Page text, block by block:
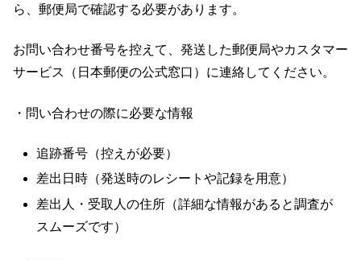
ら、郵便局で確認する必要があります。
お問い合わせ番号を控えて、発送した郵便局やカスタマー
サービス（日本郵便の公式窓口）に連絡してください。
・問い合わせの際に必要な情報
追跡番号（控えが必要）
差出日時（発送時のレシートや記録を用意）
差出人・受取人の住所（詳細な情報があると調査が
スムーズです）